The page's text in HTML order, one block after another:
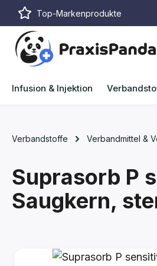
Hauptinhalt springen
Zur Suche springen
Zur Hauptnavigation
Top-Markenprodukte
Infusion & Injektion
Verbandstoffe Verbandmittel &
Suprasorb P
Saugkern,
Bildergalerie überspringen